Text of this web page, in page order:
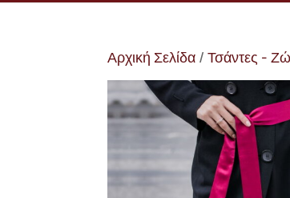
Αρχική Σελίδα /Τσάντες -